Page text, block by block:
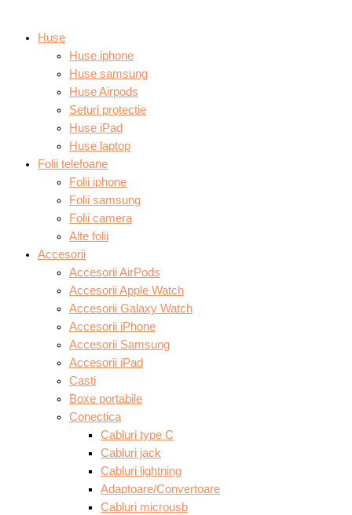
Huse
Huse iphone
Huse samsung
Huse Airpods
Seturi protectie
Huse iPad
Huse laptop
Folii telefoane
Folii iphone
Folii samsung
Folii camera
Alte folii
Accesorii
Accesorii AirPods
Accesorii Apple Watch
Accesorii Galaxy Watch
Accesorii iPhone
Accesorii Samsung
Accesorii iPad
Casti
Boxe portabile
Conectica
Cabluri type C
Cabluri jack
Cabluri lightning
Adaptoare/Convertoare
Cabluri microusb